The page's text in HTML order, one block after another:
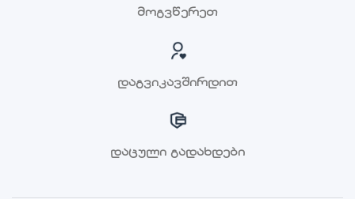
მოგვწერეთ
დაგვიკავშირდით
დაცული გადახდები